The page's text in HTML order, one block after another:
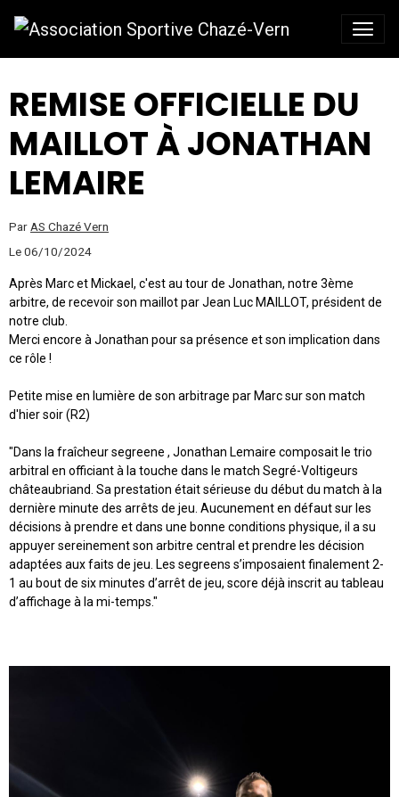
REMISE OFFICIELLE DU
MAILLOT À JONATHAN
LEMAIRE
ParAS Chazé Vern
Le 06/10/2024
Après Marc et Mickael, c'est au tour de Jonathan, notre 3ème
arbitre, de recevoir son maillot par Jean Luc MAILLOT, président de
notre club.
Merci encore à Jonathan pour sa présence et son implication dans
ce rôle !
Petite mise en lumière de son arbitrage par Marc sur son match
d'hier soir (R2)
"Dans la fraîcheur segreene , Jonathan Lemaire composait le trio
arbitral en officiant à la touche dans le match Segré-Voltigeurs
châteaubriand. Sa prestation était sérieuse du début du match à la
dernière minute des arrêts de jeu. Aucunement en défaut sur les
décisions à prendre et dans une bonne conditions physique, il a su
appuyer sereinement son arbitre central et prendre les décision
adaptées aux faits de jeu. Les segreens s’imposaient finalement 2-
1 au bout de six minutes d’arrêt de jeu, score déjà inscrit au tableau
d’affichage à la mi-temps."